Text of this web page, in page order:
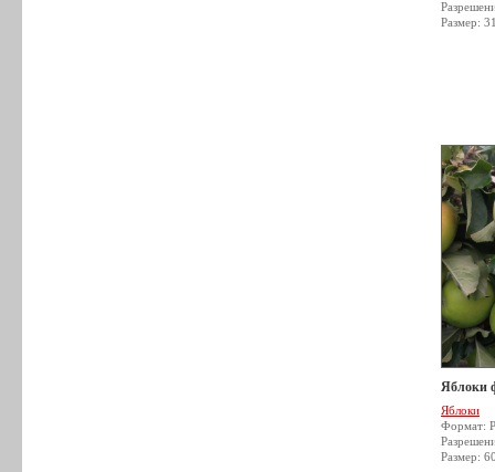
Размер:
Яблоки
Яблоки
Формат:
Размер: